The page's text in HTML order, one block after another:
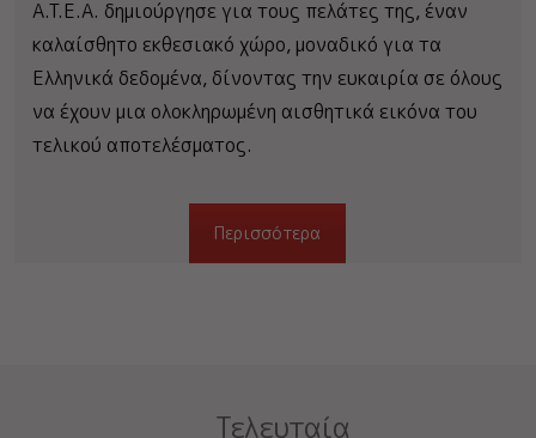
A.T.E.A. δημιούργησε για τους πελάτες της, έναν
καλαίσθητο εκθεσιακό χώρο, μοναδικό για τα
Ελληνικά δεδομένα, δίνοντας την ευκαιρία σε όλους
να έχουν μια ολοκληρωμένη αισθητικά εικόνα του
τελικού αποτελέσματος.
Περισσότερα
Τελευταία